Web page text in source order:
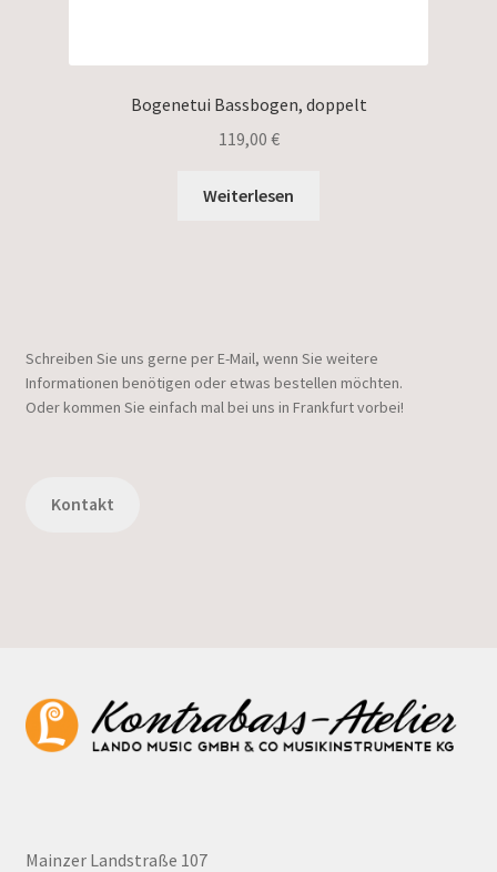
Bogenetui Bassbogen, doppelt
119,00 €
Weiterlesen
Schreiben Sie uns gerne per E-Mail, wenn Sie weitere
Informationen benötigen oder etwas bestellen möchten.
Oder kommen Sie einfach mal bei uns in Frankfurt vorbei!
Kontakt
Mainzer Landstraße 107